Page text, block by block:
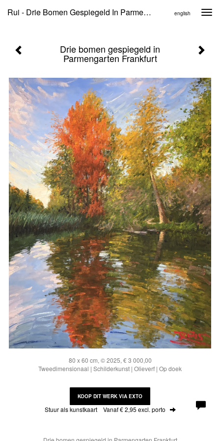
Rui - Drie Bomen Gespiegeld In Parmengarten Frankfurt english
Drie bomen gespiegeld in
Parmengarten Frankfurt
80 x 60 cm, © 2025, € 3 000,00
Tweedimensionaal | Schilderkunst | Olieverf | Op doek
KOOP DIT WERK VIA EXTO
Stuur als kunstkaart Vanaf € 2,95 excl. porto